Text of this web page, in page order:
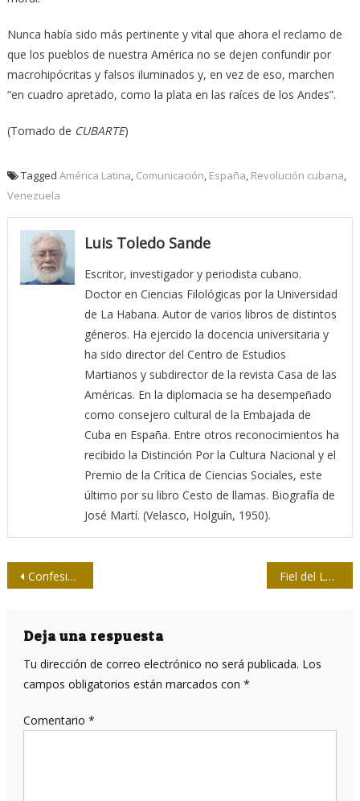
Nunca había sido más pertinente y vital que ahora el reclamo de
que los pueblos de nuestra América no se dejen confundir por
macrohipócritas y falsos iluminados y, en vez de eso, marchen
“en cuadro apretado, como la plata en las raíces de los Andes”.
(Tomado de CUBARTE)
Tagged América Latina, Comunicación, España, Revolución cubana,
Venezuela
Luis Toledo Sande
Escritor, investigador y periodista cubano.
Doctor en Ciencias Filológicas por la Universidad
de La Habana. Autor de varios libros de distintos
géneros. Ha ejercido la docencia universitaria y
ha sido director del Centro de Estudios
Martianos y subdirector de la revista Casa de las
Américas. En la diplomacia se ha desempeñado
como consejero cultural de la Embajada de
Cuba en España. Entre otros reconocimientos ha
recibido la Distinción Por la Cultura Nacional y el
Premio de la Crítica de Ciencias Sociales, este
último por su libro Cesto de llamas. Biografía de
José Martí. (Velasco, Holguín, 1950).
Navegación
entradas
Confesiones, salud y deporte Fiel del Lenguaje 6: Instrumento de trabajo
Deja una respuesta
Tu dirección de correo electrónico no será publicada. Los
campos obligatorios están marcados con *
Comentario *